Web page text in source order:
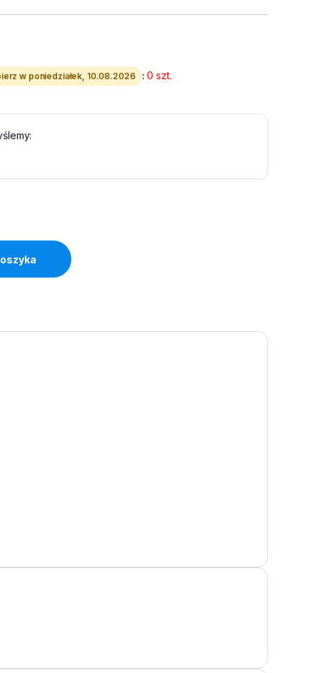
w poniedziałek, 10.08.2026 : 0 szt.
str. quantity